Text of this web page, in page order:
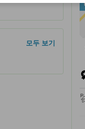
모두 보기
•